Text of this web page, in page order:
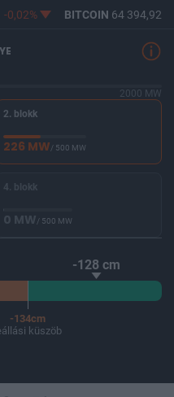
-0,02% BITCOIN64 394,92
2000 MW
2. blokk
226 MW/ 500 MW
4. blokk
0 MW/ 500 MW
-128 cm
-134cm
küszöb